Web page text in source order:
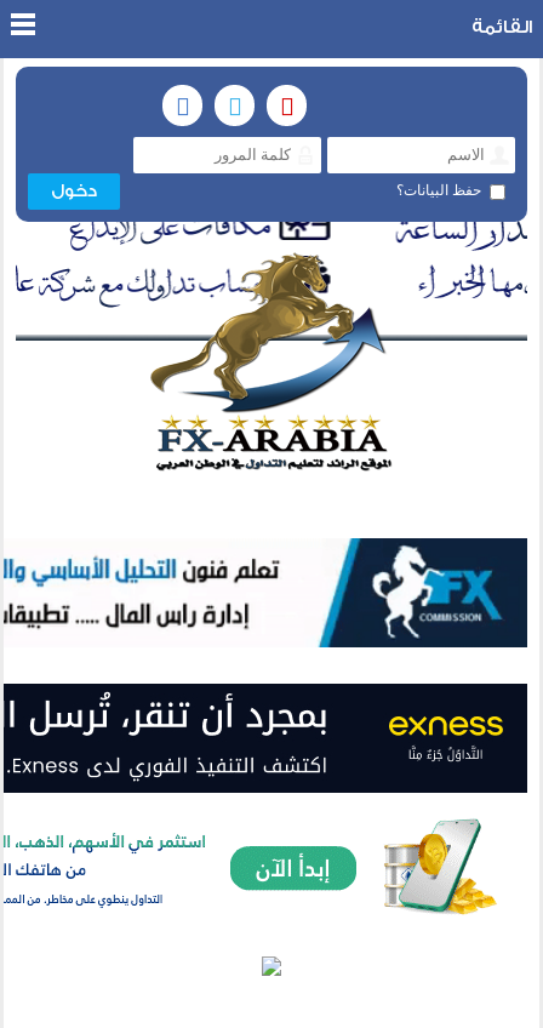
حفظ البيانات؟
القائمة